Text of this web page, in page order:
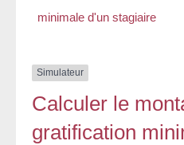
minimale d'un stagiaire
Simulateur
Calculer le
gratification